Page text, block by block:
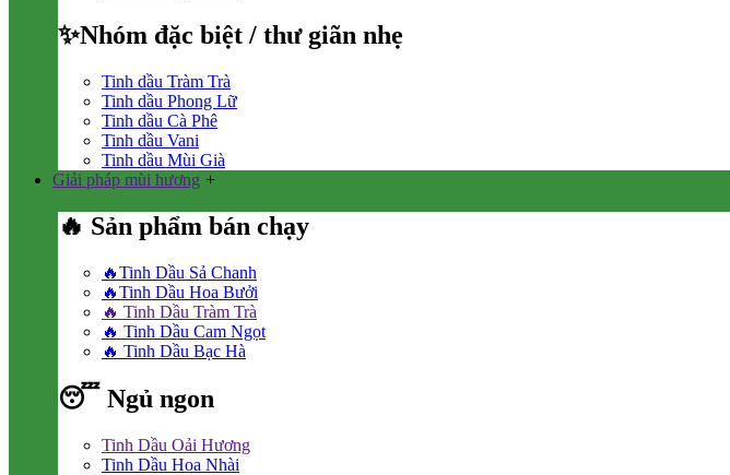
✨Nhóm đặc biệt / thư giãn nhẹ
Tinh dầu Tràm Trà
Tinh dầu Phong Lữ
Tinh dầu Cà Phê
Tinh dầu Vani
Tinh dầu Mùi Già
Giải pháp mùi hương +
🔥 Sản phẩm bán chạy
🔥Tinh Dầu Sả Chanh
🔥Tinh Dầu Hoa Bưởi
🔥 Tinh Dầu Tràm Trà
🔥 Tinh Dầu Cam Ngọt
🔥 Tinh Dầu Bạc Hà
😴 Ngủ ngon
Tinh Dầu Oải Hương
Tinh Dầu Hoa Nhài